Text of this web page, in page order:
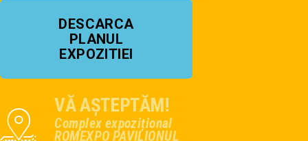
DESCARCA
PLANUL
EXPOZITIEI
VĂ AȘTEPTĂM!
Complex expozițional
ROMEXPO PAVILIONUL